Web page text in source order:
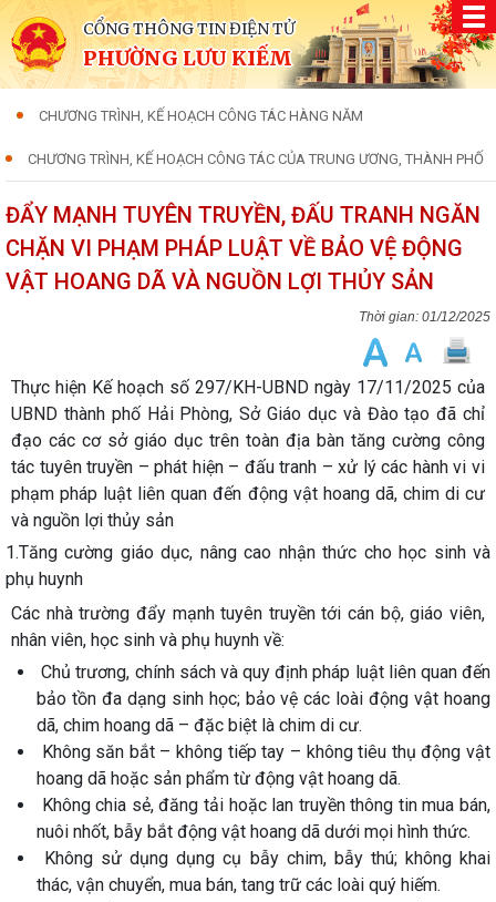
CỔNG THÔNG TIN ĐIỆN TỬ
PHƯỜNG LƯU KIẾM
CHƯƠNG TRÌNH, KẾ HOẠCH CÔNG TÁC HÀNG NĂM
CHƯƠNG TRÌNH, KẾ HOẠCH CÔNG TÁC CỦA TRUNG ƯƠNG, THÀNH PHỐ
ĐẨY MẠNH TUYÊN TRUYỀN, ĐẤU TRANH NGĂN
CHẶN VI PHẠM PHÁP LUẬT VỀ BẢO VỆ ĐỘNG
VẬT HOANG DÃ VÀ NGUỒN LỢI THỦY SẢN
01/12/2025
Thực hiện Kế hoạch số 297/KH-UBND ngày 17/11/2025 của
UBND thành phố Hải Phòng, Sở Giáo dục và Đào tạo đã chỉ
đạo các cơ sở giáo dục trên toàn địa bàn tăng cường công
tác tuyên truyền – phát hiện – đấu tranh – xử lýcác hành vi vi
phạm pháp luật liên quan đến động vật hoang dã, chim di cư
và nguồn lợi thủy sản
1.Tăng cường giáo dục, nâng cao nhận thức cho học sinh và
phụ huynh
Các nhà trường đẩy mạnh tuyên truyền tớicán bộ, giáo viên,
nhân viên, học sinh và phụ huynh về:
Chủ trương, chính sách và quy định pháp luậtliên quan đến
bảo tồn đa dạng sinh học; bảo vệ các loài động vật hoang
dã, chim hoang dã – đặc biệt là chim di cư.
Không săn bắt – không tiếp tay – không tiêu thụ động vật
hoang dã hoặc sản phẩm từ động vật hoang dã.
Không chia sẻ, đăng tải hoặc lan truyền thông tin mua bán,
nuôi nhốt, bẫy bắt động vật hoang dã dưới mọi hình thức.
Không sử dụng dụng cụ bẫy chim, bẫy thú; không khai
thác, vận chuyển, mua bán, tang trữ các loài quý hiếm.